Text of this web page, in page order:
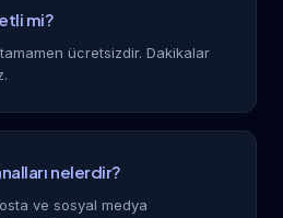
mi?
ücretsizdir. Dakikalar
nelerdir?
ve sosyal medya